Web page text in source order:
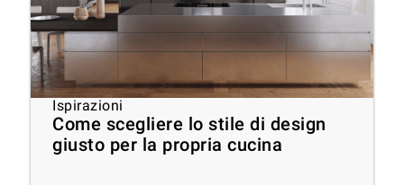
Ispirazioni
Come scegliere lo stile di design
giusto per la propria cucina